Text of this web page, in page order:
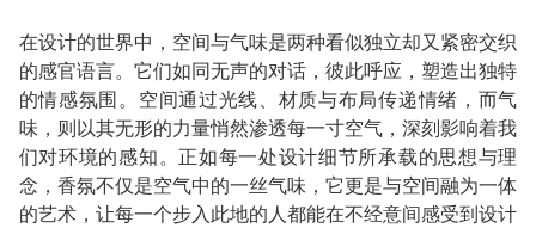
在设计的世界中，空间与气味是两种看似独立却又紧密交织
的感官语言。它们如同无声的对话，彼此呼应，塑造出独特
的情感氛围。空间通过光线、材质与布局传递情绪，而气
味，则以其无形的力量悄然渗透每一寸空气，深刻影响着我
们对环境的感知。正如每一处设计细节所承载的思想与理
念，香氛不仅是空气中的一丝气味，它更是与空间融为一体
的艺术，让每一个步入此地的人都能在不经意间感受到设计